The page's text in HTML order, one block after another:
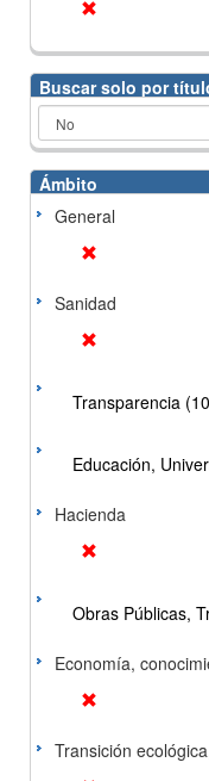
Buscar solo por
Ámbito
General
Sanidad
Transparencia
Educación,
Hacienda
Obras Públicas,
Economía,
Transición